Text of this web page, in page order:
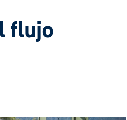
flujo